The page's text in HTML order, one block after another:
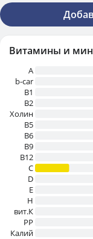
Витамины и
A
b-car
В1
B2
Холин
B5
B6
B9
B12
C
D
E
H
вит.К
PP
Калий